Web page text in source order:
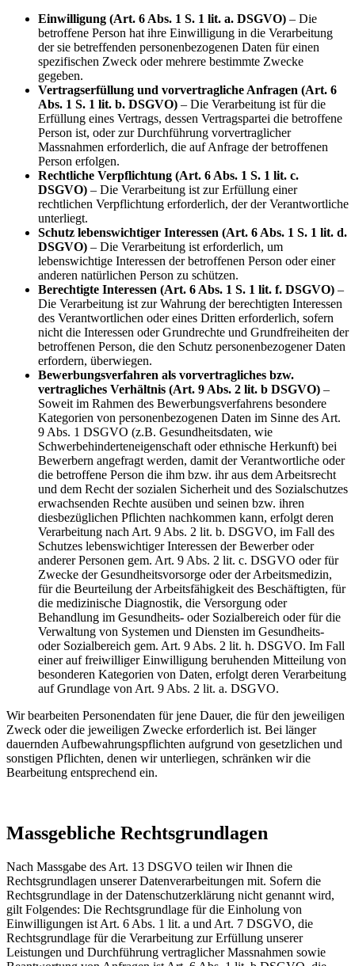
Einwilligung (Art. 6 Abs. 1 S. 1 lit. a. DSGVO) – Die
betroffene Person hat ihre Einwilligung in die Verarbeitung
der sie betreffenden personenbezogenen Daten für einen
spezifischen Zweck oder mehrere bestimmte Zwecke
gegeben.
Vertragserfüllung und vorvertragliche Anfragen (Art. 6
Abs. 1 S. 1 lit. b. DSGVO) – Die Verarbeitung ist für die
Erfüllung eines Vertrags, dessen Vertragspartei die betroffene
Person ist, oder zur Durchführung vorvertraglicher
Massnahmen erforderlich, die auf Anfrage der betroffenen
Person erfolgen.
Rechtliche Verpflichtung (Art. 6 Abs. 1 S. 1 lit. c.
DSGVO) – Die Verarbeitung ist zur Erfüllung einer
rechtlichen Verpflichtung erforderlich, der der Verantwortliche
unterliegt.
Schutz lebenswichtiger Interessen (Art. 6 Abs. 1 S. 1 lit. d.
DSGVO) – Die Verarbeitung ist erforderlich, um
lebenswichtige Interessen der betroffenen Person oder einer
anderen natürlichen Person zu schützen.
Berechtigte Interessen (Art. 6 Abs. 1 S. 1 lit. f. DSGVO) –
Die Verarbeitung ist zur Wahrung der berechtigten Interessen
des Verantwortlichen oder eines Dritten erforderlich, sofern
nicht die Interessen oder Grundrechte und Grundfreiheiten der
betroffenen Person, die den Schutz personenbezogener Daten
erfordern, überwiegen.
Bewerbungsverfahren als vorvertragliches bzw.
vertragliches Verhältnis (Art. 9 Abs. 2 lit. b DSGVO) –
Soweit im Rahmen des Bewerbungsverfahrens besondere
Kategorien von personenbezogenen Daten im Sinne des Art.
9 Abs. 1 DSGVO (z.B. Gesundheitsdaten, wie
Schwerbehinderteneigenschaft oder ethnische Herkunft) bei
Bewerbern angefragt werden, damit der Verantwortliche oder
die betroffene Person die ihm bzw. ihr aus dem Arbeitsrecht
und dem Recht der sozialen Sicherheit und des Sozialschutzes
erwachsenden Rechte ausüben und seinen bzw. ihren
diesbezüglichen Pflichten nachkommen kann, erfolgt deren
Verarbeitung nach Art. 9 Abs. 2 lit. b. DSGVO, im Fall des
Schutzes lebenswichtiger Interessen der Bewerber oder
anderer Personen gem. Art. 9 Abs. 2 lit. c. DSGVO oder für
Zwecke der Gesundheitsvorsorge oder der Arbeitsmedizin,
für die Beurteilung der Arbeitsfähigkeit des Beschäftigten, für
die medizinische Diagnostik, die Versorgung oder
Behandlung im Gesundheits- oder Sozialbereich oder für die
Verwaltung von Systemen und Diensten im Gesundheits-
oder Sozialbereich gem. Art. 9 Abs. 2 lit. h. DSGVO. Im Fall
einer auf freiwilliger Einwilligung beruhenden Mitteilung von
besonderen Kategorien von Daten, erfolgt deren Verarbeitung
auf Grundlage von Art. 9 Abs. 2 lit. a. DSGVO.
Wir bearbeiten Personendaten für jene Dauer, die für den jeweiligen
Zweck oder die jeweiligen Zwecke erforderlich ist. Bei länger
dauernden Aufbewahrungspflichten aufgrund von gesetzlichen und
sonstigen Pflichten, denen wir unterliegen, schränken wir die
Bearbeitung entsprechend ein.
Massgebliche Rechtsgrundlagen
Nach Massgabe des Art. 13 DSGVO teilen wir Ihnen die
Rechtsgrundlagen unserer Datenverarbeitungen mit. Sofern die
Rechtsgrundlage in der Datenschutzerklärung nicht genannt wird,
gilt Folgendes: Die Rechtsgrundlage für die Einholung von
Einwilligungen ist Art. 6 Abs. 1 lit. a und Art. 7 DSGVO, die
Rechtsgrundlage für die Verarbeitung zur Erfüllung unserer
Leistungen und Durchführung vertraglicher Massnahmen sowie